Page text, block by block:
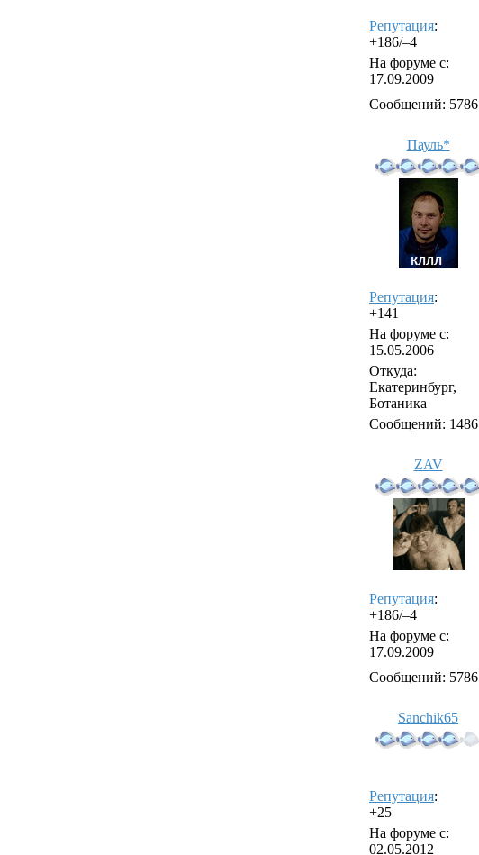
Репутация:
+186/–4
На форуме с:
17.09.2009
Сообщений: 5786
Пауль*
Репутация:
+141
На форуме с:
15.05.2006
Откуда:
Екатеринбург,
Ботаника
Сообщений: 1486
ZAV
Репутация:
+186/–4
На форуме с:
17.09.2009
Сообщений: 5786
Sanchik65
Репутация:
+25
На форуме с:
02.05.2012